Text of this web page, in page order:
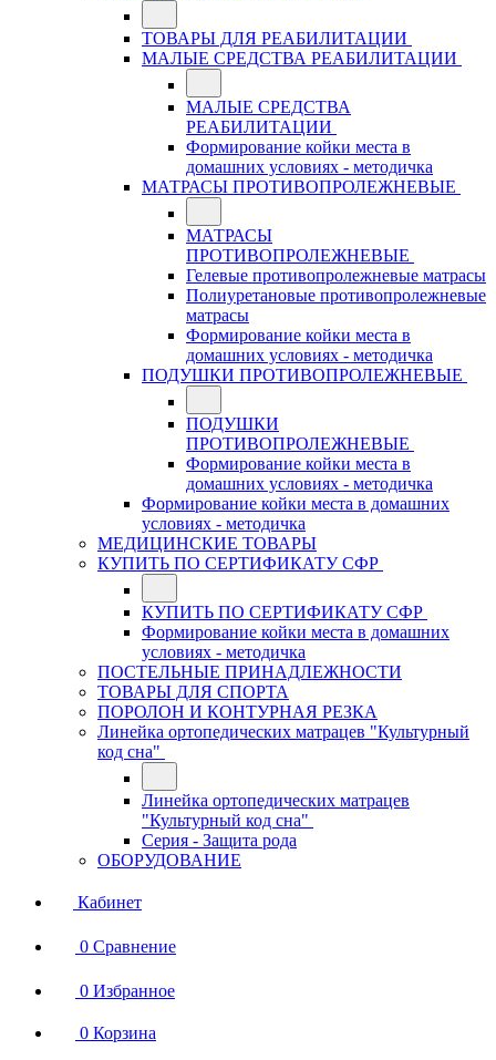
ТОВАРЫ ДЛЯ РЕАБИЛИТАЦИИ
МАЛЫЕ СРЕДСТВА РЕАБИЛИТАЦИИ
МАЛЫЕ СРЕДСТВА
РЕАБИЛИТАЦИИ
Формирование койки места в
домашних условиях - методичка
МАТРАСЫ ПРОТИВОПРОЛЕЖНЕВЫЕ
МАТРАСЫ
ПРОТИВОПРОЛЕЖНЕВЫЕ
Гелевые противопролежневые матрасы
Полиуретановые противопролежневые
матрасы
Формирование койки места в
домашних условиях - методичка
ПОДУШКИ ПРОТИВОПРОЛЕЖНЕВЫЕ
ПОДУШКИ
ПРОТИВОПРОЛЕЖНЕВЫЕ
Формирование койки места в
домашних условиях - методичка
Формирование койки места в домашних
условиях - методичка
МЕДИЦИНСКИЕ ТОВАРЫ
КУПИТЬ ПО СЕРТИФИКАТУ СФР
КУПИТЬ ПО СЕРТИФИКАТУ СФР
Формирование койки места в домашних
условиях - методичка
ПОСТЕЛЬНЫЕ ПРИНАДЛЕЖНОСТИ
ТОВАРЫ ДЛЯ СПОРТА
ПОРОЛОН И КОНТУРНАЯ РЕЗКА
Линейка ортопедических матрацев "Культурный
код сна"
Линейка ортопедических матрацев
"Культурный код сна"
Серия - Защита рода
ОБОРУДОВАНИЕ
Кабинет
0 Сравнение
0 Избранное
0 Корзина